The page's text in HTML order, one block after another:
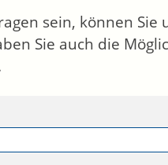
sein, können Sie
Sie auch die